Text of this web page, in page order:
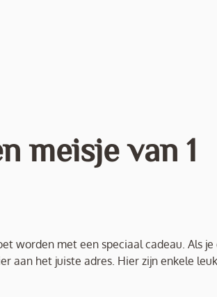
meisje van 1
worden met een speciaal cadeau. Als je
aan het juiste adres. Hier zijn enkele